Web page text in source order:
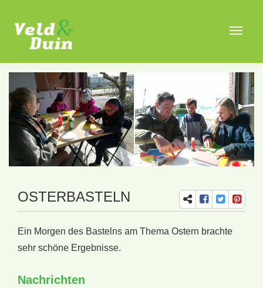
Toggle
OSTERBASTELN
Ein Morgen des Bastelns am Thema Ostern brachte
sehr schöne Ergebnisse.
Nachrichten